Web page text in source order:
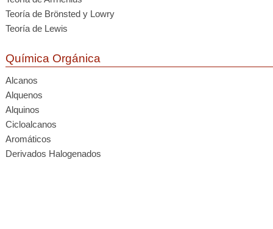
Teoría de Brönsted y Lowry
Teoría de Lewis
Química Orgánica
Alcanos
Alquenos
Alquinos
Cicloalcanos
Aromáticos
Derivados Halogenados